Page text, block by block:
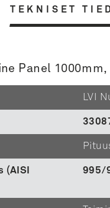
TEKNISET
Panel
LVI
(AISI
995/